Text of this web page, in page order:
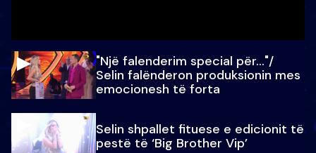
"Një falenderim special për…"/
Selin falënderon produksionin mes
emocionesh të forta
Selin shpallet fituese e edicionit të
pestë të ‘Big Brother Vip’